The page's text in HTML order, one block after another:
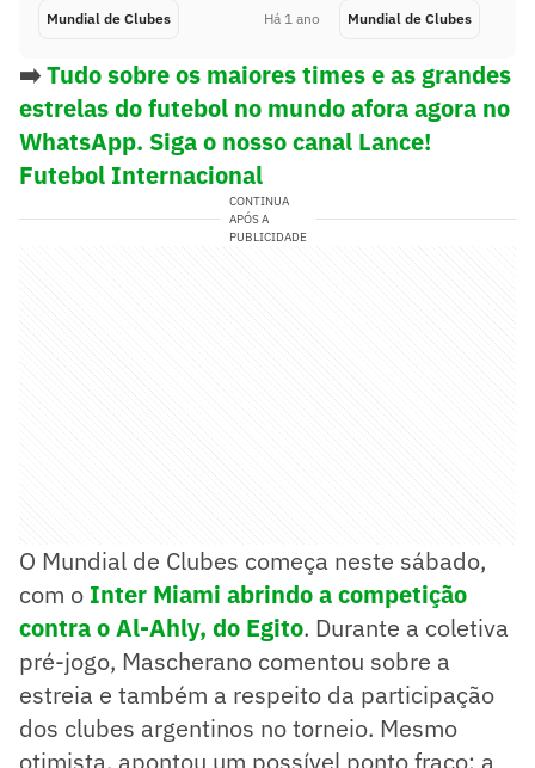
Mundial de Clubes Há 1 ano Mundial de Clubes
➡️Tudo sobre os maiores times e as grandes
estrelas do futebol no mundo afora agora no
WhatsApp. Siga o nosso canal Lance!
Futebol Internacional
CONTINUA
APÓS A
PUBLICIDADE
O Mundial de Clubes começa neste sábado,
com o Inter Miami abrindo a competição
contra o Al-Ahly, do Egito. Durante a coletiva
pré-jogo, Mascherano comentou sobre a
estreia e também a respeito da participação
dos clubes argentinos no torneio. Mesmo
otimista, apontou um possível ponto fraco: a